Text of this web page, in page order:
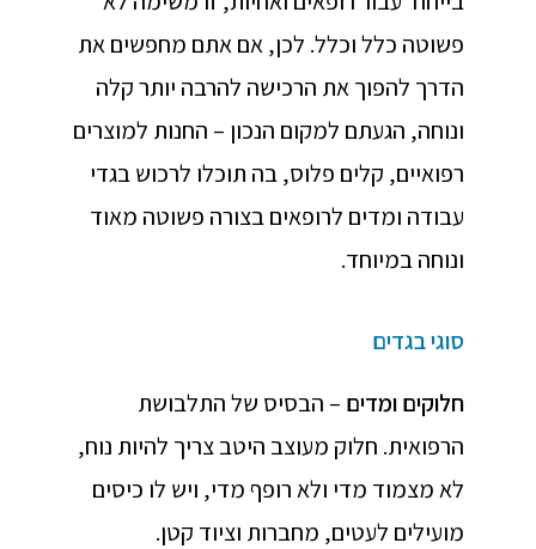
פשוטה כלל וכלל. לכן, אם אתם מחפשים את
הדרך להפוך את הרכישה להרבה יותר קלה
ונוחה, הגעתם למקום הנכון – החנות למוצרים
רפואיים, קלים פלוס, בה תוכלו לרכוש בגדי
עבודה ומדים לרופאים בצורה פשוטה מאוד
ונוחה במיוחד.
סוגי בגדים
חלוקים ומדים – הבסיס של התלבושת
הרפואית. חלוק מעוצב היטב צריך להיות נוח,
לא מצמוד מדי ולא רופף מדי, ויש לו כיסים
מועילים לעטים, מחברות וציוד קטן.